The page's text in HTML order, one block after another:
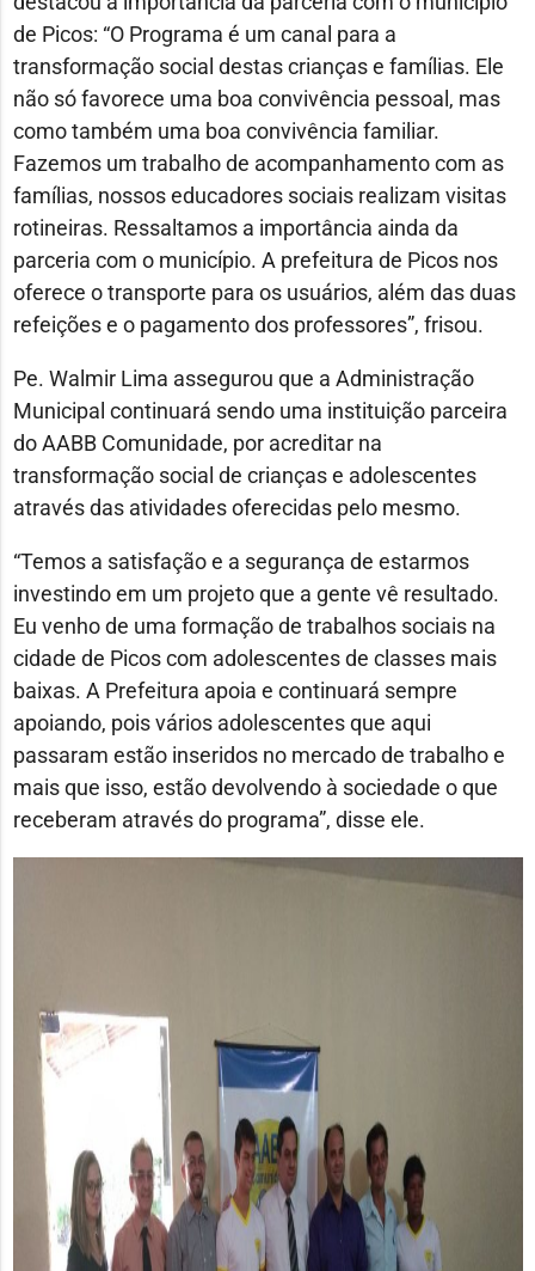
de Picos: “O Programa é um canal para a
transformação social destas crianças e famílias. Ele
não só favorece uma boa convivência pessoal, mas
como também uma boa convivência familiar.
Fazemos um trabalho de acompanhamento com as
famílias, nossos educadores sociais realizam visitas
rotineiras. Ressaltamos a importância ainda da
parceria com o município. A prefeitura de Picos nos
oferece o transporte para os usuários, além das duas
refeições e o pagamento dos professores”, frisou.
Pe. Walmir Lima assegurou que a Administração
Municipal continuará sendo uma instituição parceira
do AABB Comunidade, por acreditar na
transformação social de crianças e adolescentes
através das atividades oferecidas pelo mesmo.
“Temos a satisfação e a segurança de estarmos
investindo em um projeto que a gente vê resultado.
Eu venho de uma formação de trabalhos sociais na
cidade de Picos com adolescentes de classes mais
baixas. A Prefeitura apoia e continuará sempre
apoiando, pois vários adolescentes que aqui
passaram estão inseridos no mercado de trabalho e
mais que isso, estão devolvendo à sociedade o que
receberam através do programa”, disse ele.